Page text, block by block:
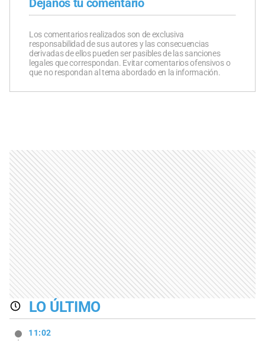
Los comentarios realizados son de exclusiva
responsabilidad de sus autores y las consecuencias
derivadas de ellos pueden ser pasibles de las sanciones
legales que correspondan. Evitar comentarios ofensivos o
que no respondan al tema abordado en la información.
LO ÚLTIMO
11:02